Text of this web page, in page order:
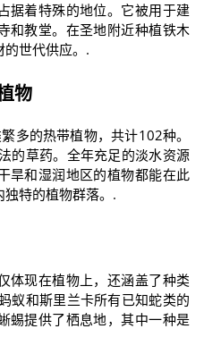
据着特殊的地位。它被用于建
和教堂。在圣地附近种植铁木
世代供应。.
物
多的热带植物，共计102种。
的草药。全年充足的淡水资源
旱和湿润地区的植物都能在此
特的植物群落。.
体现在植物上，还涵盖了种类
蚁和斯里兰卡所有已知蛇类的
蜴提供了栖息地，其中一种是